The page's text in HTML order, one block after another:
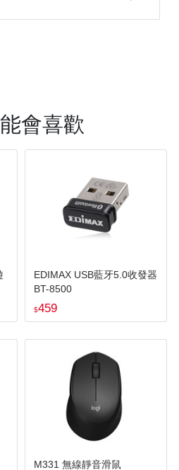
會喜歡
EDIMAX USB藍牙5.0收發器
BT-8500
$459
M331 無線靜音滑鼠